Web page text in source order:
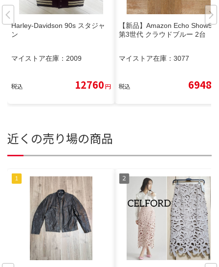
Harley-Davidson 90s スタジャ
ン
マイストア在庫： 2009
税込 12760円
【新品】Amazon Echo Show5
第3世代 クラウドブルー 2台
マイストア在庫： 3077
税込 6948
近くの売り場の商品